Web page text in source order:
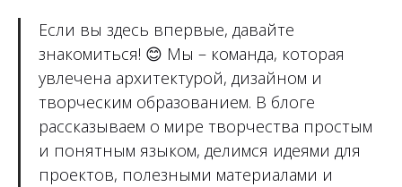
Если вы здесь впервые, давайте
знакомиться! 😊 Мы – команда, которая
увлечена архитектурой, дизайном и
творческим образованием. В блоге
рассказываем о мире творчества простым
и понятным языком, делимся идеями для
проектов, полезными материалами и